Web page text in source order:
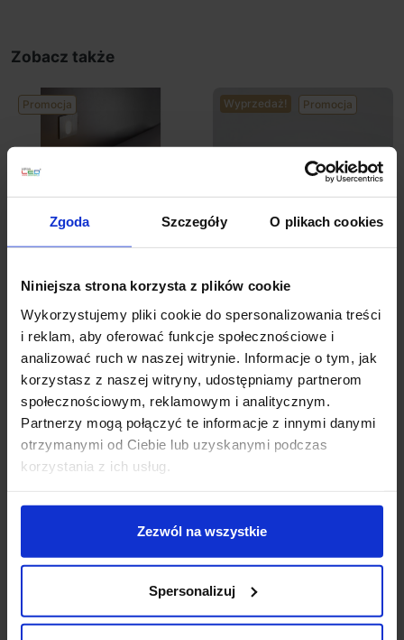
Zgoda Szczegóły O plikach cookies
Niniejsza strona korzysta z plików cookie
Wykorzystujemy pliki cookie do spersonalizowania treści
i reklam, aby oferować funkcje społecznościowe i
analizować ruch w naszej witrynie. Informacje o tym, jak
korzystasz z naszej witryny, udostępniamy partnerom
społecznościowym, reklamowym i analitycznym.
Partnerzy mogą połączyć te informacje z innymi danymi
otrzymanymi od Ciebie lub uzyskanymi podczas
korzystania z ich usług.
Zezwól na wszystkie
Spersonalizuj
Zobacz także
Promocja
ELKIM LESEL 001
biała, czarna
198,03 zł 188,13 zł
Zobacz szczegóły
Wyprzedaż! Promocja
ELKIM LESEL 002
biała, czarna 48mm
222,63 zł 178,10 zł
Zobacz szczegóły
Promocja